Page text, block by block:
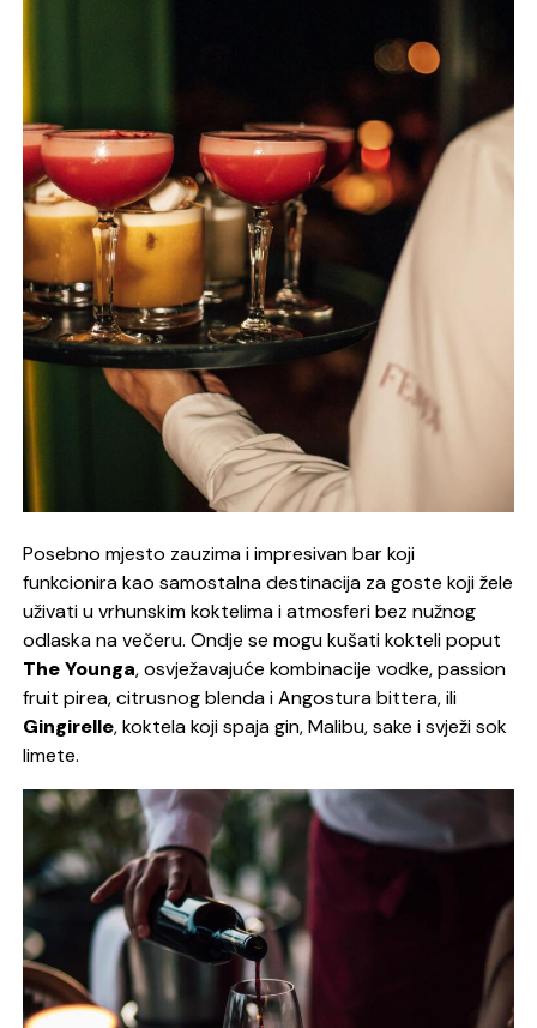
Posebno mjesto zauzima i impresivan bar koji
funkcionira kao samostalna destinacija za goste koji žele
uživati u vrhunskim koktelima i atmosferi bez nužnog
odlaska na večeru. Ondje se mogu kušati kokteli poput
The Younga, osvježavajuće kombinacije vodke, passion
fruit pirea, citrusnog blenda i Angostura bittera, ili
Gingirelle, koktela koji spaja gin, Malibu, sake i svježi sok
limete.